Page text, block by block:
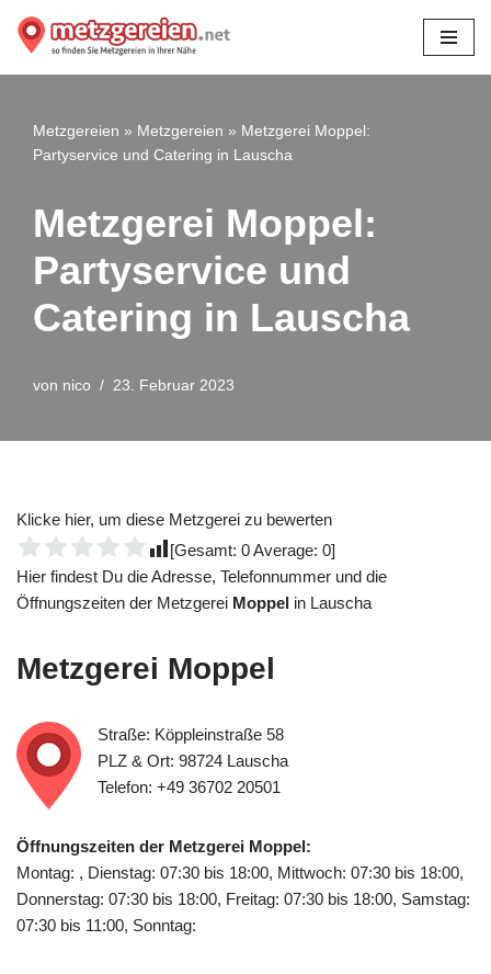
Zum
Metzgereien » Metzgereien » Metzgerei Moppel:
Partyservice und Catering in Lauscha
Metzgerei Moppel:
Partyservice und
Catering in Lauscha
von nico 23. Februar 2023
Klicke hier, um diese Metzgerei zu bewerten
[Gesamt: 0Average: 0]
Hier findest Du die Adresse, Telefonnummer und die
Öffnungszeiten der Metzgerei Moppel in Lauscha
Metzgerei Moppel
Straße: Köppleinstraße 58
PLZ & Ort: 98724 Lauscha
Telefon: +49 36702 20501
Öffnungszeiten der Metzgerei Moppel:
Montag: , Dienstag: 07:30 bis 18:00, Mittwoch: 07:30 bis 18:00,
Donnerstag: 07:30 bis 18:00, Freitag: 07:30 bis 18:00, Samstag:
07:30 bis 11:00, Sonntag: